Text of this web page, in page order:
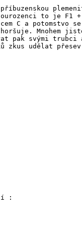
to je F1
C a potomstvo
Mnohem
pak svými trubci a
zkus udělat
: